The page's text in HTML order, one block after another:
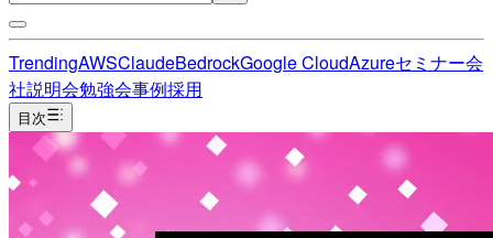
TrendingAWSClaudeBedrockGoogle CloudAzureセミナー会
社説明会勉強会事例採用
目次